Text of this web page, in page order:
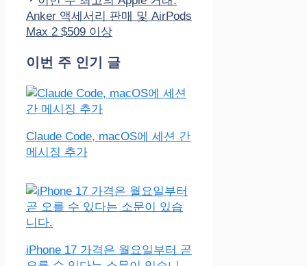
Anker 액세서리 판매 및 AirPods
Max 2 $509 이상
이번 주 인기 글
Claude Code, macOS에 세션 간
메시징 추가
iPhone 17 가격은 월요일부터 곧